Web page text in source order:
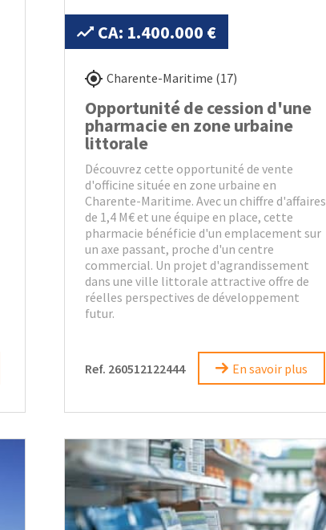
CA: 1.400.000 €
Charente-Maritime (17)
Opportunité de cession d'une
pharmacie en zone urbaine
littorale
Découvrez cette opportunité de vente
d'officine située en zone urbaine en
Charente-Maritime. Avec un chiffre d'affaires
de 1,4 M€ et une équipe en place, cette
pharmacie bénéficie d'un emplacement sur
un axe passant, proche d'un centre
commercial. Un projet d'agrandissement
dans une ville littorale attractive offre de
réelles perspectives de développement
futur.
Ref. 260512122444 En savoir plus